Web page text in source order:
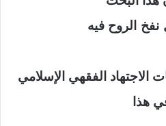
نفخ
الروح فيه
الاجتهاد الفقهي الإسلامي
هذا